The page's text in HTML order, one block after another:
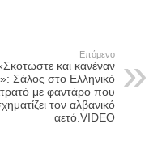
Επόμενο
και κανέναν
Σάλος στο Ελληνικό
με φαντάρο που
τον αλβανικό
αετό.VIDEO